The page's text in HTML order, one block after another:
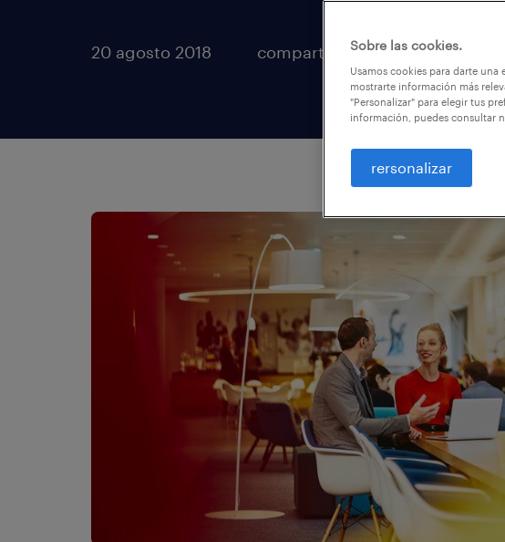
20 agosto 2018 compartir artículosSobre las cookies.
Usamos cookies para darte
mostrarte información más
"Personalizar" para elegir tus
información, puedes consultar
rersonalizar